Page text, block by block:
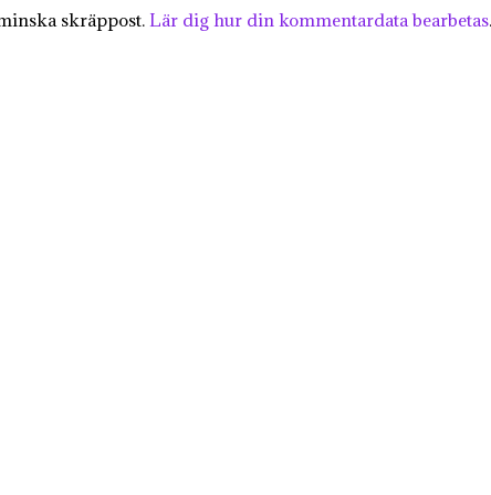
skräppost. Lär dig hur din kommentardata bearbetas.